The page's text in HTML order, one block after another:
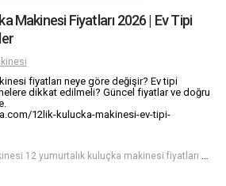
Makinesi Fiyatları 2026 | Ev Tipi
fiyatları neye göre değişir? Ev tipi
dikkat edilmeli? Güncel fiyatlar ve doğru
12lik-kulucka-makinesi-ev-tipi-
12 yumurtalık kuluçka makinesi 12 yumurtalık kuluçka makinesi fiyatları ev tipi kuluçka makinesi küçük kapasiteli kuluçka makinesi kuluçka makinesi fiyatları civciv çıkarma makinesi evde civciv üretimi